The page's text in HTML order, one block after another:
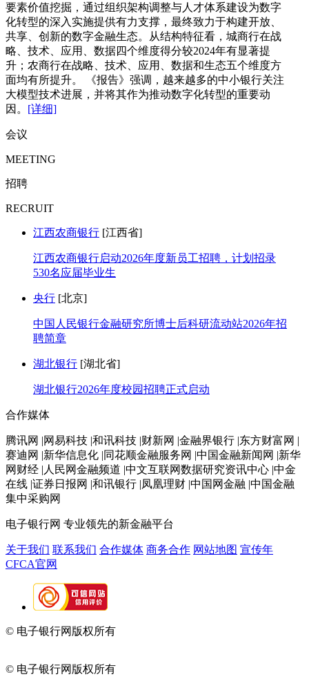
要素价值挖掘，通过组织架构调整与人才体系建设为数字
化转型的深入实施提供有力支撑，最终致力于构建开放、
共享、创新的数字金融生态。从结构特征看，城商行在战
略、技术、应用、数据四个维度得分较2024年有显著提
升；农商行在战略、技术、应用、数据和生态五个维度方
面均有所提升。 《报告》强调，越来越多的中小银行关注
大模型技术进展，并将其作为推动数字化转型的重要动
因。 [详细]
会议
MEETING
招聘
RECRUIT
江西农商银行 [江西省]
江西农商银行启动2026年度新员工招聘，计划招录
530名应届毕业生
央行 [北京]
中国人民银行金融研究所博士后科研流动站2026年招
聘简章
湖北银行 [湖北省]
湖北银行2026年度校园招聘正式启动
合作媒体
腾讯网 |网易科技 |和讯科技 |财新网 |金融界银行 |东方财富网 |
赛迪网 |新华信息化 |同花顺金融服务网 |中国金融新闻网 |新华
网财经 |人民网金融频道 |中文互联网数据研究资讯中心 |中金
在线 |证券日报网 |和讯银行 |凤凰理财 |中国网金融 |中国金融
集中采购网
电子银行网 专业领先的新金融平台
关于我们 联系我们 合作媒体 商务合作 网站地图 宣传年
CFCA官网
© 电子银行网版权所有
© 电子银行网版权所有